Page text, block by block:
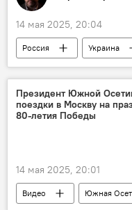
14 мая 2025, 20:04
Россия Украина
Турция
Аналитика
Владимир Путин
Владимир Зеленский
Президент Южной
поездки в Москву на
80-летия Победы
14 мая 2025, 20:01
Видео Южная